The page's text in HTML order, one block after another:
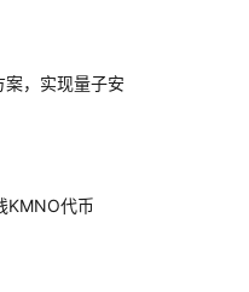
案，实现量子安
KMNO代币